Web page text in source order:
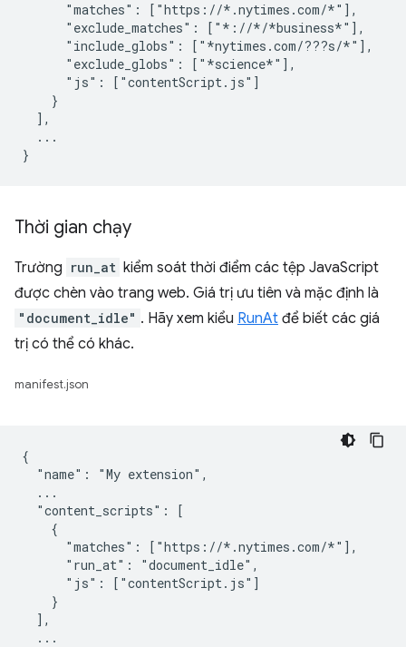
      "matches": ["https://*.nytimes.com/*"],
      "exclude_matches": ["*://*/*business*"],
      "include_globs": ["*nytimes.com/???s/*"],
      "exclude_globs": ["*science*"],
      "js": ["contentScript.js"]
    }
  ],
  ...
Thời gian chạy
Trường run_at kiểm soát thời điểm các tệp JavaScript
được chèn vào trang web. Giá trị ưu tiên và mặc định là
"document_idle" . Hãy xem kiểu RunAt để biết các giá
trị có thể có khác.
manifest.json
{
  "name": "My extension",
  ...
  "content_scripts": [
    {
      "matches": ["https://*.nytimes.com/*"],
      "run_at": "document_idle",
      "js": ["contentScript.js"]
    }
  ],
  ...